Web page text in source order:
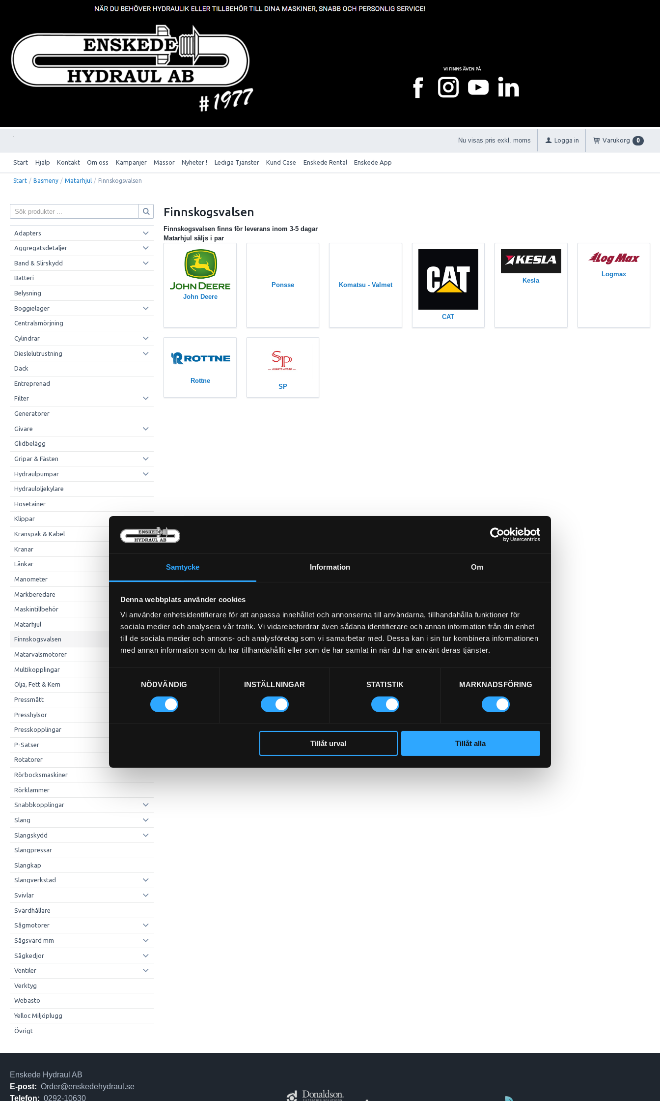
Samtycke Information Om
Denna webbplats använder cookies
Vi använder enhetsidentifierare för att anpassa innehållet och annonserna till användarna, tillhandahålla funktioner för
sociala medier och analysera vår trafik. Vi vidarebefordrar även sådana identifierare och annan information från din enhet
till de sociala medier och annons- och analysföretag som vi samarbetar med. Dessa kan i sin tur kombinera informationen
med annan information som du har tillhandahållit eller som de har samlat in när du har använt deras tjänster.
NÖDVÄNDIG
INSTÄLLNINGAR STATISTIK MARKNADSFÖRING
Tillåt urval Tillåt alla
Nu visas pris exkl. moms Logga in Varukorg 0
Start Hjälp Kontakt Om oss Kampanjer Mässor Nyheter ! Lediga Tjänster Kund Case Enskede Rental Enskede App
Start / Basmeny / Matarhjul / Finnskogsvalsen
Adapters
Aggregatsdetaljer
Band & Slirskydd
Batteri
Belysning
Boggielager
Centralsmörjning
Cylindrar
Dieslelutrustning
Däck
Entreprenad
Filter
Generatorer
Givare
Glidbelägg
Gripar & Fästen
Hydraulpumpar
Hydrauloljekylare
Hosetainer
Klippar
Kranspak & Kabel
Kranar
Länkar
Manometer
Markberedare
Maskintillbehör
Matarhjul
Finnskogsvalsen
Matarvalsmotorer
Multikopplingar
Olja, Fett & Kem
Pressmått
Presshylsor
Presskopplingar
P-Satser
Rotatorer
Rörbocksmaskiner
Rörklammer
Snabbkopplingar
Slang
Slangskydd
Slangpressar
Slangkap
Slangverkstad
Svivlar
Svärdhållare
Sågmotorer
Sågsvärd mm
Sågkedjor
Ventiler
Verktyg
Webasto
Yelloc Miljöplugg
Övrigt
Finnskogsvalsen
Finnskogsvalsen finns för leverans inom 3-5 dagar
Matarhjul säljs i par
John Deere
Ponsse Komatsu - Valmet
CAT
Kesla
Logmax
Rottne
SP
Enskede Hydraul AB
E-post: Order@enskedehydraul.se
Telefon: 0292-10630